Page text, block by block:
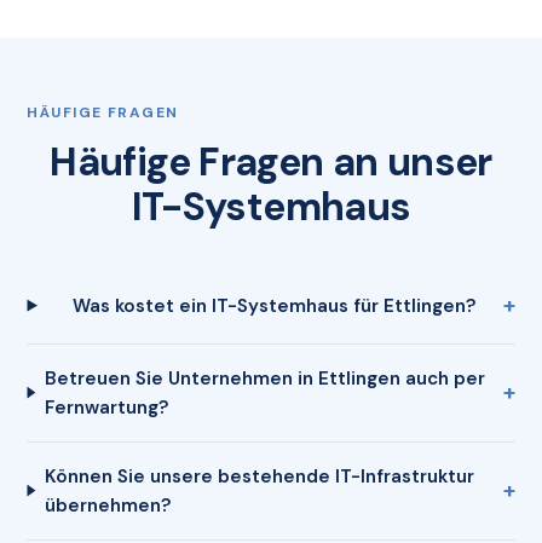
HÄUFIGE FRAGEN
Häufige Fragen an unser
IT-Systemhaus
Was kostet ein IT-Systemhaus für Ettlingen?
Betreuen Sie Unternehmen in Ettlingen auch per
Fernwartung?
Können Sie unsere bestehende IT-Infrastruktur
übernehmen?